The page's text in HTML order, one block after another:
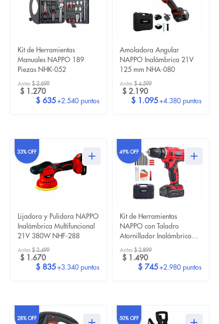
Kit de Herramientas
Manuales NAPPO 189
Piezas NHK-052
Antes $ 2.699
$ 1.270
$ 635 +2.540 puntos
Amoladora Angular
NAPPO Inalámbrica 21V
125 mm NHA-080
Antes $ 4.599
$ 2.190
$ 1.095 +4.380 puntos
33% OFF
Lijadora y Pulidora NAPPO
Inalámbrica Multifuncional
21V 380W NHF-288
Antes $ 2.499
$ 1.670
$ 835 +3.340 puntos
49% OFF
Kit de Herramientas
NAPPO con Taladro
Atornillador Inalámbrico
NHK-041
Antes $ 2.899
$ 1.490
$ 745 +2.980 puntos
28% OFF 50% OFF